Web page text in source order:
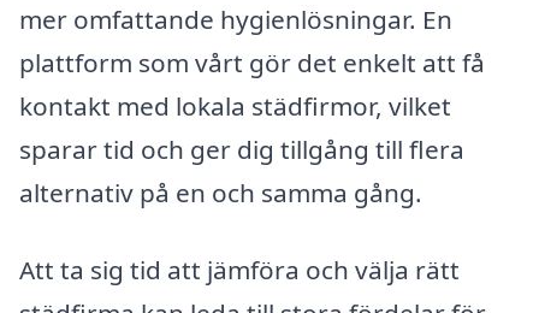
mer omfattande hygienlösningar. En
plattform som vårt gör det enkelt att få
kontakt med lokala städfirmor, vilket
sparar tid och ger dig tillgång till flera
alternativ på en och samma gång.
Att ta sig tid att jämföra och välja rätt